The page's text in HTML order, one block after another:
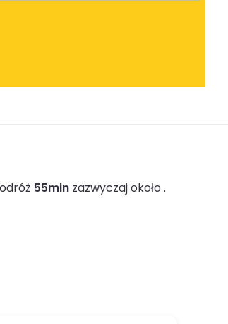
55min zazwyczaj około .